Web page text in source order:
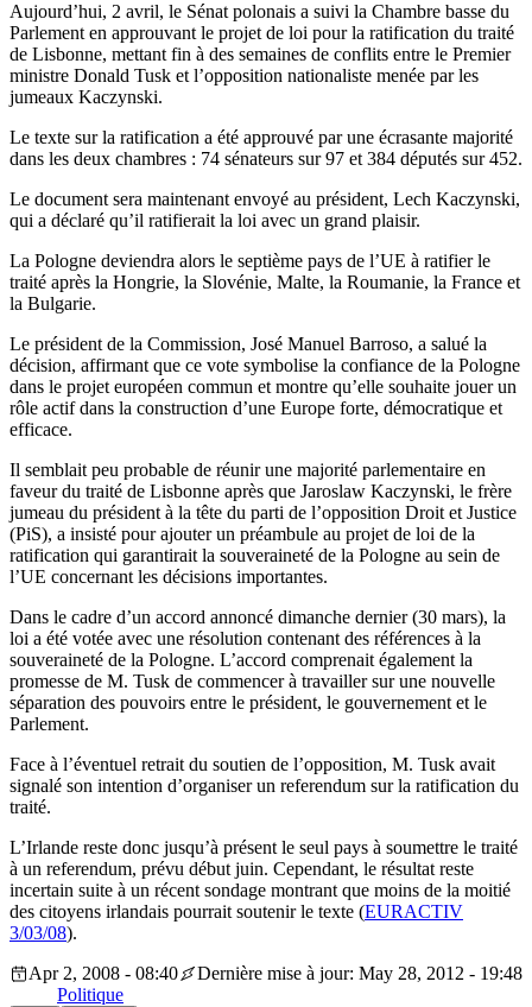
Aujourd’hui, 2 avril, le Sénat polonais a suivi la Chambre basse du
Parlement en approuvant le projet de loi pour la ratification du traité
de Lisbonne, mettant fin à des semaines de conflits entre le Premier
ministre Donald Tusk et l’opposition nationaliste menée par les
jumeaux Kaczynski.
Le texte sur la ratification a été approuvé par une écrasante majorité
dans les deux chambres : 74 sénateurs sur 97 et 384 députés sur 452.
Le document sera maintenant envoyé au président, Lech Kaczynski,
qui a déclaré qu’il ratifierait la loi avec un grand plaisir.
La Pologne deviendra alors le septième pays de l’UE à ratifier le
traité après la Hongrie, la Slovénie, Malte, la Roumanie, la France et
la Bulgarie.
Le président de la Commission, José Manuel Barroso, a salué la
décision, affirmant que ce vote symbolise la confiance de la Pologne
dans le projet européen commun et montre qu’elle souhaite jouer un
rôle actif dans la construction d’une Europe forte, démocratique et
efficace.
Il semblait peu probable de réunir une majorité parlementaire en
faveur du traité de Lisbonne après que Jaroslaw Kaczynski, le frère
jumeau du président à la tête du parti de l’opposition Droit et Justice
(PiS), a insisté pour ajouter un préambule au projet de loi de la
ratification qui garantirait la souveraineté de la Pologne au sein de
l’UE concernant les décisions importantes.
Dans le cadre d’un accord annoncé dimanche dernier (30 mars), la
loi a été votée avec une résolution contenant des références à la
souveraineté de la Pologne. L’accord comprenait également la
promesse de M. Tusk de commencer à travailler sur une nouvelle
séparation des pouvoirs entre le président, le gouvernement et le
Parlement.
Face à l’éventuel retrait du soutien de l’opposition, M. Tusk avait
signalé son intention d’organiser un referendum sur la ratification du
traité.
L’Irlande reste donc jusqu’à présent le seul pays à soumettre le traité
à un referendum, prévu début juin. Cependant, le résultat reste
incertain suite à un récent sondage montrant que moins de la moitié
des citoyens irlandais pourrait soutenir le texte (EURACTIV
3/03/08).
Apr 2, 2008 - 08:40
Dernière mise à jour: May 28, 2012 - 19:48
Politique